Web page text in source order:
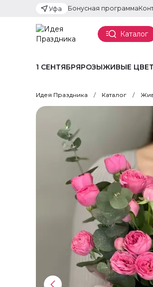
Уфа Бонусная программа
Каталог
1 СЕНТЯБРЯРОЗЫЖИВЫЕ
Идея Праздника Каталог